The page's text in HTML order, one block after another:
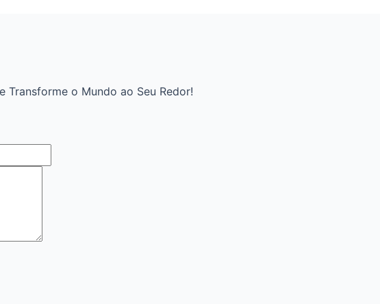
Transforme o Mundo ao Seu Redor!